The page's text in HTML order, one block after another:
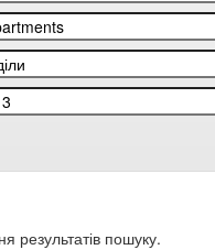
результатів пошуку.